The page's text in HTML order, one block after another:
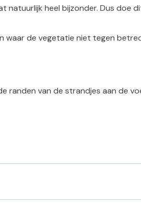
natuurlijk heel bijzonder. Dus doe
waar de vegetatie niet tegen
randen van de strandjes aan de